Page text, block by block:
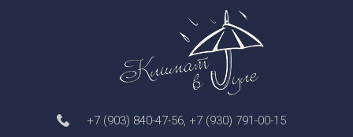
+7 (903) 840-47-56 +7 (930) 791-00-15